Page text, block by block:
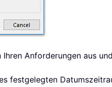
Anforderungen aus
festgelegten